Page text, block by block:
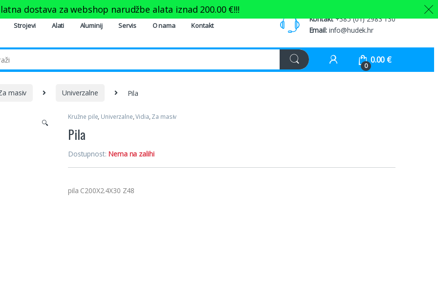
Strojevi Alati Aluminij Servis O nama Kontakt
Kontakt+385 (01) 2983 130
Email:info@hudek.hr
0
0.00 €
masiv Univerzalne Pila
🔍
Kružne pile, Univerzalne,Vidia, Za masiv
Pila
Dostupnost: Nema na zalihi
pila C200X2.4X30 Z48
dostava za webshop narudžbe alata iznad 200.00 €!!!